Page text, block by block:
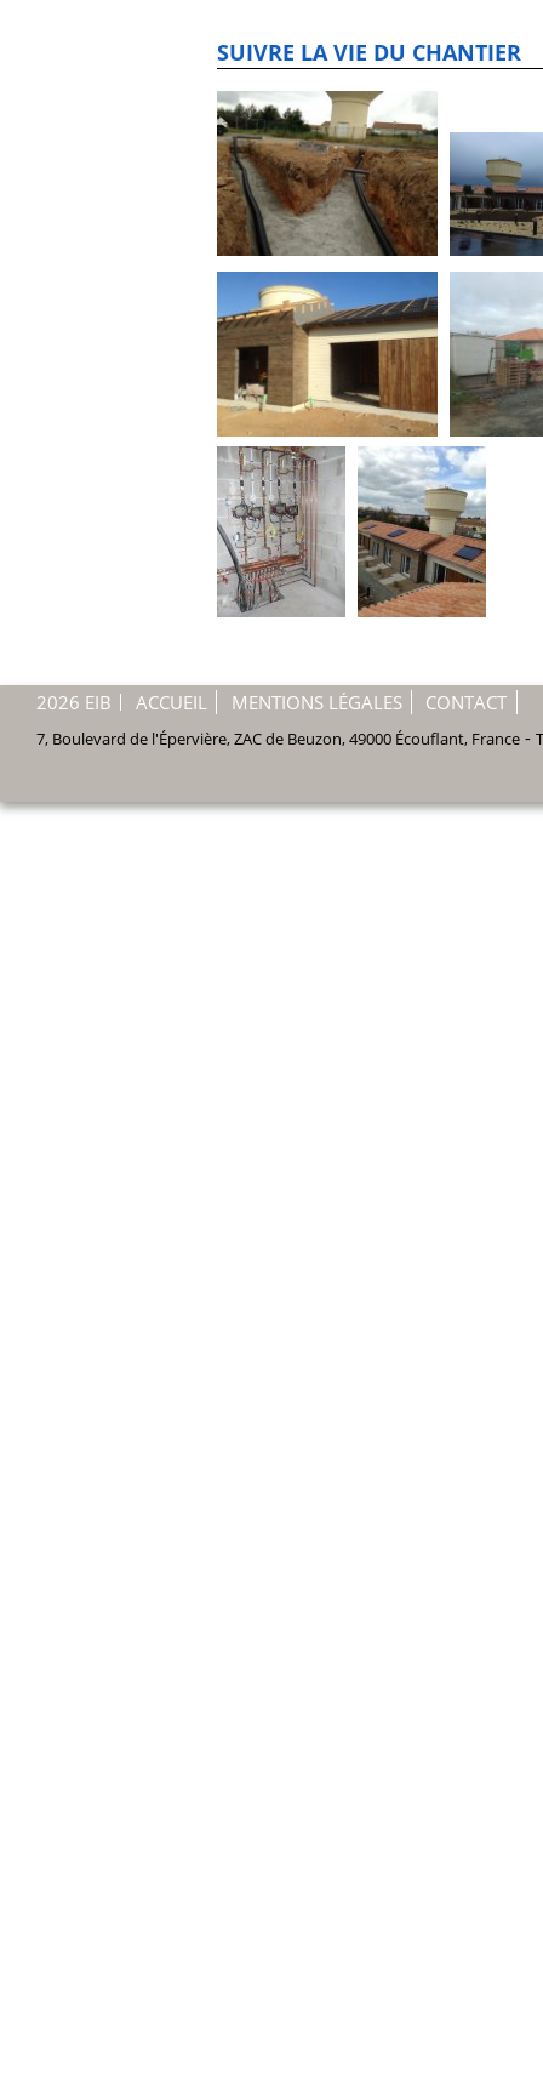
SUIVRE LA VIE DU CHANTIER
2026 EIB ACCUEIL MENTIONS LÉGALES CONTACT
7, Boulevard de l'Épervière, ZAC de Beuzon,49000 Écouflant, France-